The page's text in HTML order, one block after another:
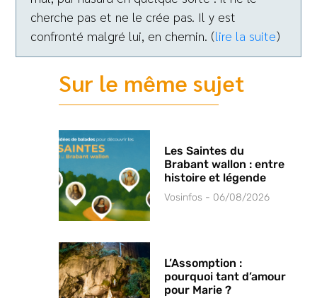
cherche pas et ne le crée pas. Il y est
confronté malgré lui, en chemin. (lire la suite)
Sur le même sujet
Les Saintes du
Brabant wallon : entre
histoire et légende
Vosinfos 06/08/2026
L’Assomption :
pourquoi tant d’amour
pour Marie ?